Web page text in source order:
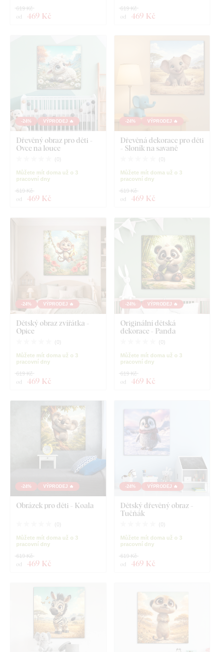
od 469 Kč
619 Kč
od 469 Kč
619 Kč
-24% VÝPRODEJ 🔥
Dřevěný obraz pro děti -
Ovce na louce
( 0 )
Můžete mít doma už o 3
pracovní dny
od 469 Kč
619 Kč
-24% VÝPRODEJ 🔥
Dřevěná dekorace pro děti
- Sloník na savaně
( 0 )
Můžete mít doma už o 3
pracovní dny
od 469 Kč
619 Kč
-24% VÝPRODEJ 🔥
Dětský obraz zvířátka -
Opice
( 0)
Můžete mít doma už o 3
pracovní dny
od 469 Kč
619 Kč
-24% VÝPRODEJ 🔥
Originální dětská
dekorace - Panda
( 0)
Můžete mít doma už o 3
pracovní dny
od 469 Kč
619 Kč
-24% VÝPRODEJ 🔥
Obrázek pro děti - Koala
( 0 )
Můžete mít doma už o 3
pracovní dny
od 469 Kč
619 Kč
-24% VÝPRODEJ 🔥
Dětský dřevěný obraz -
Tučňák
( 0 )
Můžete mít doma už o 3
pracovní dny
od 469 Kč
619 Kč